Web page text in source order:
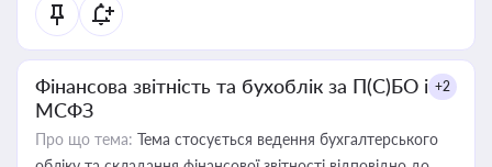
Фінансова звітність та бухоблік за П(С)БО і
МСФЗ
+2
Про що тема: Тема стосується ведення бухгалтерського